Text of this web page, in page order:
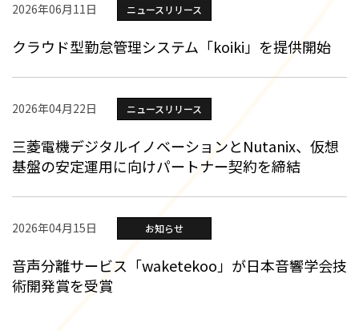
2026年06月11日 ニュースリリース
クラウド型勤怠管理システム「koiki」を提供開始
2026年04月22日 ニュースリリース
三菱電機デジタルイノベーションとNutanix、仮想
基盤の安定運用に向けパートナー契約を締結
2026年04月15日 お知らせ
音声分離サービス「waketekoo」が日本音響学会技
術開発賞を受賞